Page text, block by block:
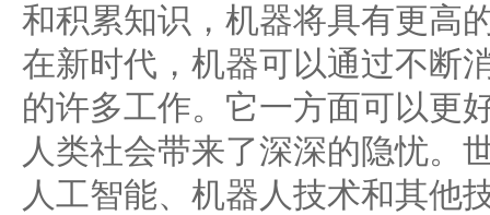
和积累知识，机器将具有更高
在新时代，机器可以通过不断
的许多工作。它一方面可以更
人类社会带来了深深的隐忧。
人工智能、机器人技术和其他